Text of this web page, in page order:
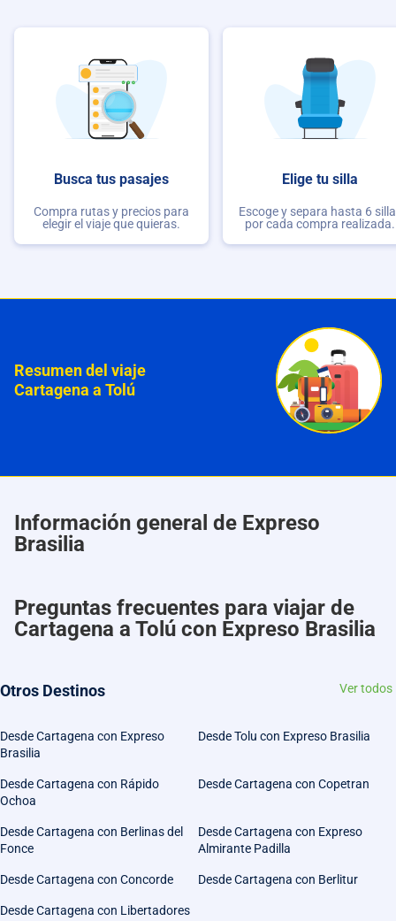
Busca tus pasajes
Compra rutas y precios para
elegir el viaje que quieras.
Elige tu silla
Escoge y separa hasta 6
por cada compra realizada.
Resumen del viaje
Cartagena a Tolú
Información general de Expreso
Brasilia
Preguntas frecuentes para viajar de
Cartagena a Tolú con Expreso Brasilia
Otros Destinos Ver todos
Desde Cartagena con Expreso
Brasilia
Desde Tolu con Expreso Brasilia
Desde Cartagena con Rápido
Ochoa
Desde Cartagena con Copetran
Desde Cartagena con Berlinas del
Fonce
Desde Cartagena con Expreso
Almirante Padilla
Desde Cartagena con Concorde Desde Cartagena con Berlitur
Desde Cartagena con Libertadores